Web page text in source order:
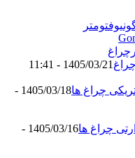
1405/03/21 - 11:41
چراغ ها
1405/03/18 -
چراغ ها
1405/03/16 -